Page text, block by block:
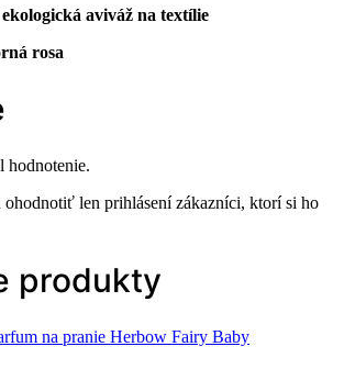
ekologická aviváž na textílie
rosa
hodnotenie.
ohodnotiť len prihlásení zákazníci, ktorí si ho
produkty